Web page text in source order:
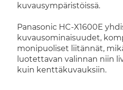
kuvausympäristöissä.
Panasonic HC-X1600E
kuvausominaisuudet,
monipuoliset liitännät,
luotettavan valinnan niin
kuin kenttäkuvauksiin.